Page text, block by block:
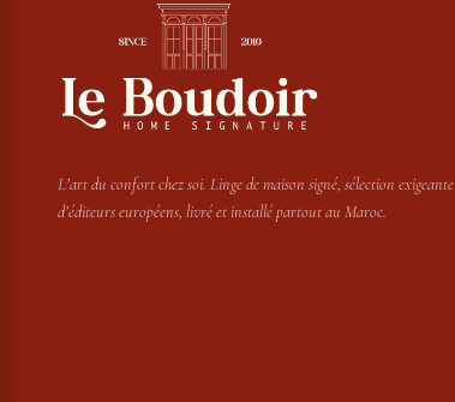
L’art du confort chez soi. Linge de maison signé, sélection exigeante
d’éditeurs européens, livré et installé partout au Maroc.